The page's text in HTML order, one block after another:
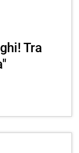
Tra